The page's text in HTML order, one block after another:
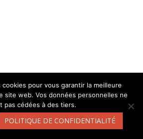
pour vous garantir la meilleure
site web. Vos données personnelles ne
pas cédées à des tiers.
POLITIQUE DE CONFIDENTIALITÉ